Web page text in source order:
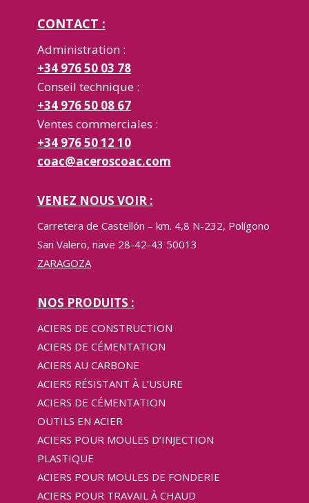
CONTACT :
Administration :
+34 976 50 03 78
Conseil technique :
+34 976 50 08 67
Ventes commerciales :
+34 976 50 12 10
coac@aceroscoac.com
VENEZ NOUS VOIR :
Carretera de Castellón – km. 4,8 N-232, Polígono
San Valero, nave 28-42-43 50013
ZARAGOZA
NOS PRODUITS :
ACIERS DE CONSTRUCTION
ACIERS DE CÉMENTATION
ACIERS AU CARBONE
ACIERS RÉSISTANT À L’USURE
ACIERS DE CÉMENTATION
OUTILS EN ACIER
ACIERS POUR MOULES D’INJECTION
PLASTIQUE
ACIERS POUR MOULES DE FONDERIE
ACIERS POUR TRAVAIL À CHAUD